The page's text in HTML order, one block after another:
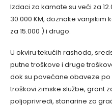
Izdaci za kamate su veći za
30.000 KM, doznake
za 15.000 ) i drugo.
U okviru tekućih rashoda,
putne troškove i druge
dok su povećane obaveze po
troškovi zimske službe, grant
poljoprivredi, stanarine za